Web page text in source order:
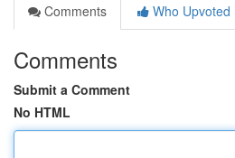
Comments
Who Upvoted
Comments
Submit a Comment
No HTML